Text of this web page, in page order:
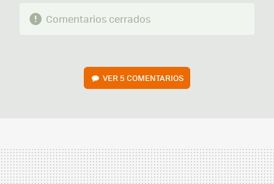
Comentarios cerrados
VER5 COMENTARIOS